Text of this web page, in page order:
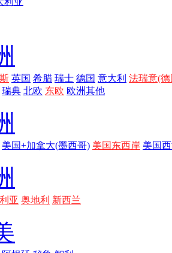
英国 希腊 瑞士 德国 意大利 法瑞意(德
瑞典 北欧 东欧 欧洲其他
美国+加拿大(墨西哥) 美国东西岸 美国
亚 奥地利 新西兰